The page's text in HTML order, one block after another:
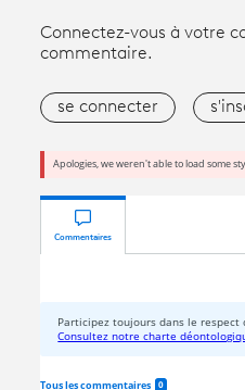
Connectez-vous à votre
commentaire.
se connecter